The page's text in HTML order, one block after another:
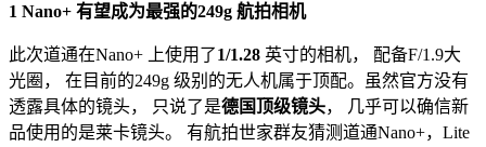
1 Nano+ 有望成为最强的249g 航拍相机
此次道通在Nano+ 上使用了1/1.28 英寸的相机， 配备F/1.9大
光圈， 在目前的249g 级别的无人机属于顶配。虽然官方没有
透露具体的镜头， 只说了是德国顶级镜头， 几乎可以确信新
品使用的是莱卡镜头。 有航拍世家群友猜测道通Nano+，Lite